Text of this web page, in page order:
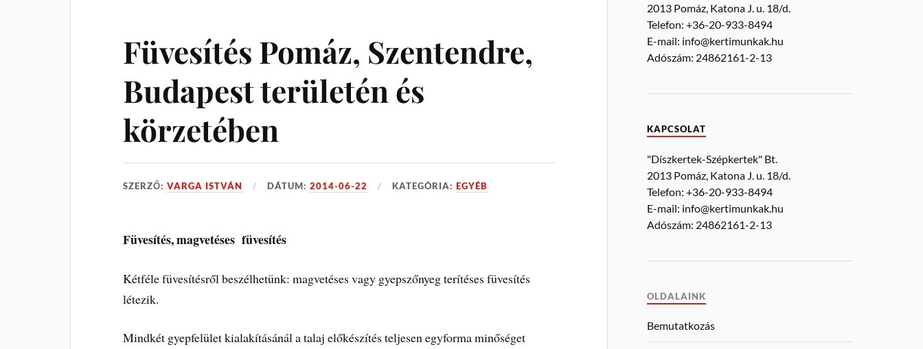
Füvesítés Pomáz, Szentendre,
Budapest területén és
körzetében
SZERZŐ:VARGA ISTVÁN DÁTUM:2014-06-22 KATEGÓRIA:EGYÉB
Füvesítés, magvetéses füvesítés
Kétféle füvesítésről beszélhetünk: magvetéses vagy gyepszőnyeg terítéses füvesítés
létezik.
Mindkét gyepfelület kialakításánál a talaj előkészítés teljesen egyforma minőséget
2013 Pomáz, Katona J. u. 18/d.
Telefon: +36-20-933-8494
E-mail: info@kertimunkak.hu
Adószám: 24862161-2-13
KAPCSOLAT
"Díszkertek-Szépkertek" Bt.
2013 Pomáz, Katona J. u. 18/d.
Telefon: +36-20-933-8494
E-mail: info@kertimunkak.hu
Adószám: 24862161-2-13
OLDALAINK
Bemutatkozás